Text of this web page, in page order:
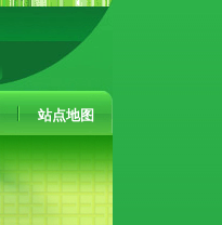
站点地图